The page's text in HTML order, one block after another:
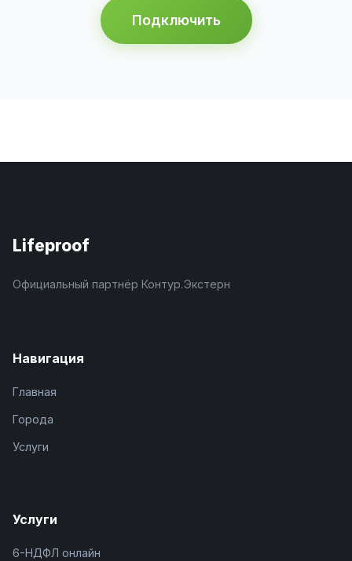
Подключить
Lifeproof
Официальный партнёр Контур.Экстерн
Навигация
Главная
Города
Услуги
Услуги
6-НДФЛ онлайн